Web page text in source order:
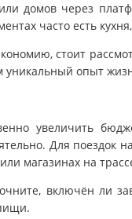
домов через
часто есть
стоит
уникальный опыт
увеличить
Для
магазинах на
включён ли